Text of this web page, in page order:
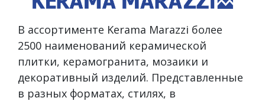
В ассортименте Kerama Marazzi более
2500 наименований керамической
плитки, керамогранита, мозаики и
декоративный изделий. Представленные
в разных форматах, стилях, в